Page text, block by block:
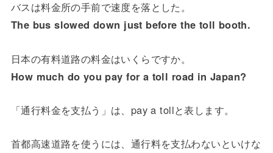
バスは料金所の手前で速度を落とした。
The bus slowed down just before the toll booth.
日本の有料道路の料金はいくらですか。
How much do you pay for a toll road in Japan?
「通行料金を支払う」は、pay a tollと表します。
首都高速道路を使うには、通行料を支払わないといけな